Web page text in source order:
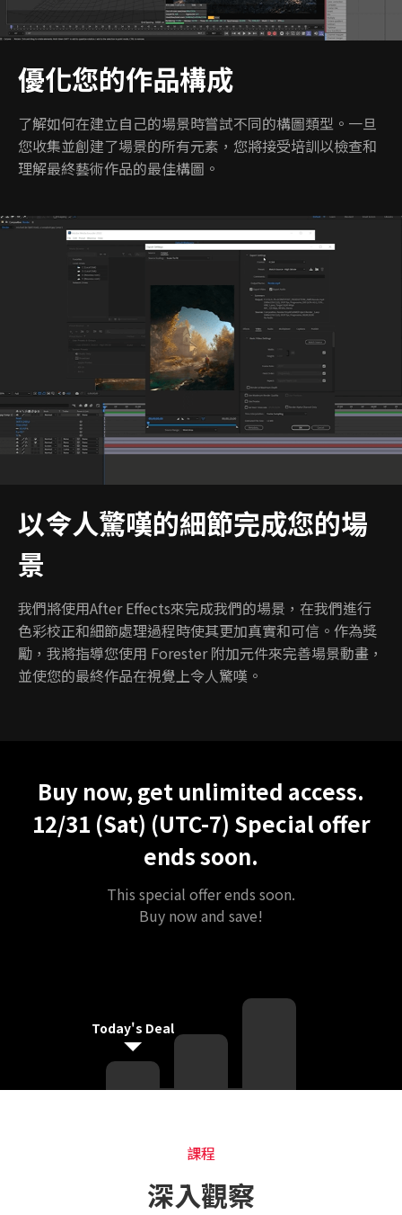
優化您的作品構成
了解如何在建立自己的場景時嘗試不同的構圖類型。一旦
您收集並創建了場景的所有元素，您將接受培訓以檢查和
理解最終藝術作品的最佳構圖。
以令人驚嘆的細節完成您的場
景
我們將使用After Effects來完成我們的場景，在我們進行
色彩校正和細節處理過程時使其更加真實和可信。作為獎
勵，我將指導您使用 Forester 附加元件來完善場景動畫，
並使您的最終作品在視覺上令人驚嘆。
Buy now, get unlimited access.
12/31 (Sat) (UTC-7) Special offer
ends soon.
This special offer ends soon.
Buy now and save!
Today's Deal
課程
深入觀察